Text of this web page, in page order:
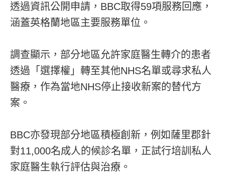
透過資訊公開申請，BBC取得59項服務回應，
涵蓋英格蘭地區主要服務單位。
調查顯示，部分地區允許家庭醫生轉介的患者
透過「選擇權」轉至其他NHS名單或尋求私人
醫療，作為當地NHS停止接收新案的替代方
案。
BBC亦發現部分地區積極創新，例如薩里郡針
對11,000名成人的候診名單，正試行培訓私人
家庭醫生執行評估與治療。